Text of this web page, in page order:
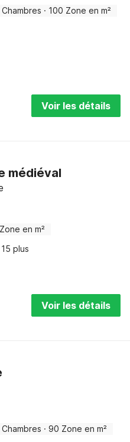
Chambres · 100 Zone en m²
Voir les détails
médiéval
en m²
plus
Voir les détails
Chambres · 90 Zone en m²